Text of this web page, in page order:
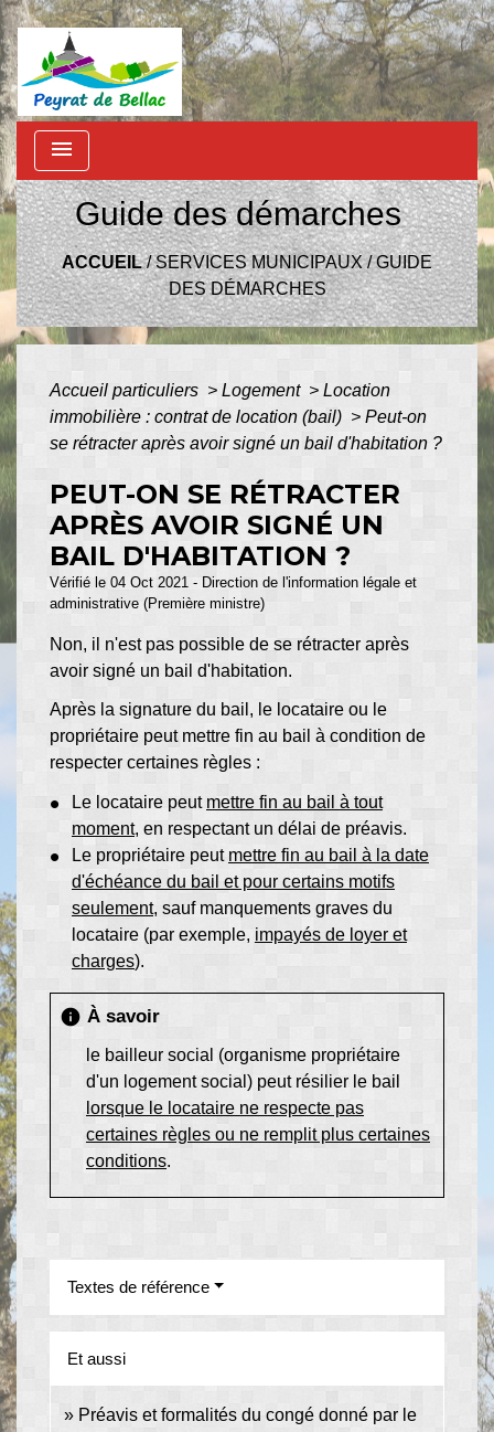
menu
Guide des démarches
ACCUEIL/SERVICES MUNICIPAUX/GUIDE
DES DÉMARCHES
Accueil particuliers > Logement > Location
immobilière : contrat de location (bail) > Peut-on
se rétracter après avoir signé un bail d'habitation ?
PEUT-ON SE RÉTRACTER
APRÈS AVOIR SIGNÉ UN
BAIL D'HABITATION ?
Vérifié le 04 Oct 2021 - Direction de l'information légale et
administrative (Première ministre)
Non, il n'est pas possible de se rétracter après
avoir signé un bail d'habitation.
Après la signature du bail, le locataire ou le
propriétaire peut mettre fin au bail à condition de
respecter certaines règles :
Le locataire peut mettre fin au bail à tout
moment, en respectant un délai de préavis.
Le propriétaire peut mettre fin au bail à la date
d'échéance du bail et pour certains motifs
seulement, sauf manquements graves du
locataire (par exemple, impayés de loyer et
charges).
info À savoir
le bailleur social (organisme propriétaire
d'un logement social) peut résilier le bail
lorsque le locataire ne respecte pas
certaines règles ou ne remplit plus certaines
conditions.
Textes de référence
Et aussi
Préavis et formalités du congé donné par le